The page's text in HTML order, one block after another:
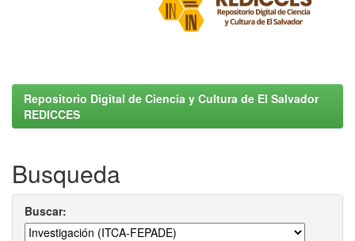
Repositorio Digital de Ciencia y Cultura de El Salvador
REDICCES
Busqueda
Buscar: